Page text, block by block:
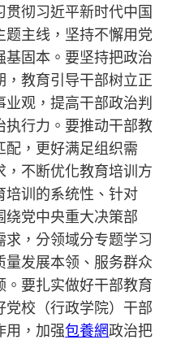
彻习近平新时代中国
题主线，坚持不懈用党
基固本。要坚持把政治
教育引导干部树立正
观，提高干部政治判
执行力。要推动干部教
配，更好满足组织需
，不断优化教育培训方
培训的系统性、针对
绕党中央重大决策部
，分领域分专题学习
发展本领、服务群众
要扎实做好干部教育
校（行政学院）干部
用，加强包養網政治把